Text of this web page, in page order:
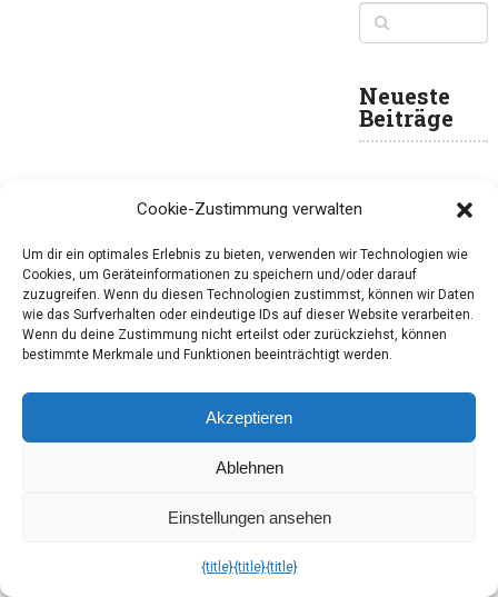
Neueste
Beiträge
Box Mai 2026:
Brandnooz Box
April 2026: Kleine
Rauszeit – Auf
nach draußen
2026: „Winter aus
Cookie-Zustimmung verwalten
Um dir ein optimales Erlebnis zu bieten, verwenden wir Technologien wie
Cookies, um Geräteinformationen zu speichern und/oder darauf
zuzugreifen. Wenn du diesen Technologien zustimmst, können wir Daten
wie das Surfverhalten oder eindeutige IDs auf dieser Website verarbeiten.
Wenn du deine Zustimmung nicht erteilst oder zurückziehst, können
bestimmte Merkmale und Funktionen beeinträchtigt werden.
Akzeptieren
Ablehnen
Einstellungen ansehen
{title}{title}{title}